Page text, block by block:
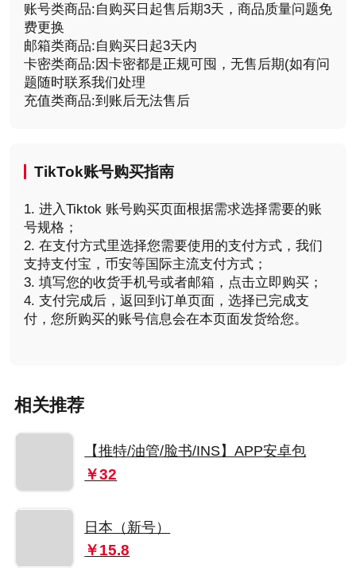
账号类商品:自购买日起售后期3天，商品质量问题免
费更换
邮箱类商品:自购买日起3天内
卡密类商品:因卡密都是正规可囤，无售后期(如有问
题随时联系我们处理
充值类商品:到账后无法售后
TikTok账号购买指南
1. 进入Tiktok 账号购买页面根据需求选择需要的账
号规格；
2. 在支付方式里选择您需要使用的支付方式，我们
支持支付宝，币安等国际主流支付方式；
3. 填写您的收货手机号或者邮箱，点击立即购买；
4. 支付完成后，返回到订单页面，选择已完成支
付，您所购买的账号信息会在本页面发货给您。
相关推荐
【推特/油管/脸书/INS】APP安卓包
￥32
日本（新号）
￥15.8